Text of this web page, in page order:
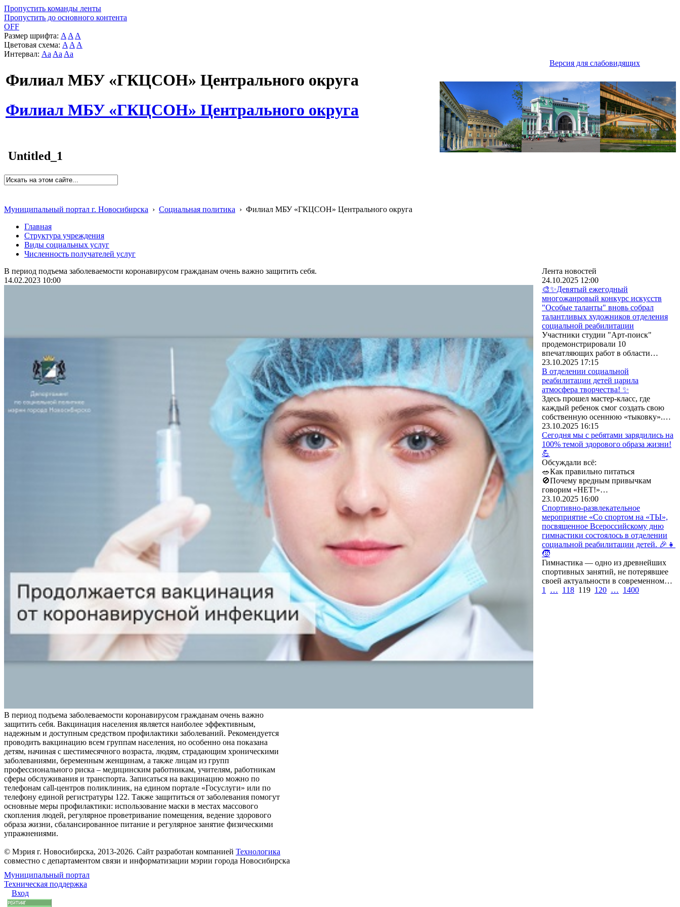
Пропустить команды ленты
Пропустить до основного контента
OFF
Размер шрифта: A A A
Цветовая схема: A A A
Интервал: Aa Aa Aa
Версия для слабовидящих
Филиал МБУ «ГКЦСОН» Центрального округа
Филиал МБУ «ГКЦСОН» Центрального округа
Untitled_1
Муниципальный портал г. Новосибирска › Социальная политика › Филиал МБУ «ГКЦСОН» Центрального округа
Главная
Структура учреждения
Виды социальных услуг
Численность получателей услуг
В период подъема заболеваемости коронавирусом гражданам очень важно защитить себя.
14.02.2023 10:00
В период подъема заболеваемости коронавирусом гражданам очень важно
защитить себя. Вакцинация населения является наиболее эффективным,
надежным и доступным средством профилактики заболеваний. Рекомендуется
проводить вакцинацию всем группам населения, но особенно она показана
детям, начиная с шестимесячного возраста, людям, страдающим хроническими
заболеваниями, беременным женщинам, а также лицам из групп
профессионального риска – медицинским работникам, учителям, работникам
сферы обслуживания и транспорта. Записаться на вакцинацию можно по
телефонам call-центров поликлиник, на едином портале «Госуслуги» или по
телефону единой регистратуры 122. Также защититься от заболевания помогут
основные меры профилактики: использование маски в местах массового
скопления людей, регулярное проветривание помещения, ведение здорового
образа жизни, сбалансированное питание и регулярное занятие физическими
упражнениями.
Лента новостей
24.10.2025 12:00
🎨✨Девятый ежегодный
многожанровый конкурс искусств
"Особые таланты" вновь собрал
талантливых художников отделения
социальной реабилитации
Участники студии "Арт-поиск"
продемонстрировали 10
впечатляющих работ в области…
23.10.2025 17:15
В отделении социальной
реабилитации детей царила
атмосфера творчества! ✨
Здесь прошел мастер-класс, где
каждый ребенок смог создать свою
собственную осеннюю «тыковку».…
23.10.2025 16:15
‎Сегодня мы с ребятами зарядились на
100% темой здорового образа жизни!
💪
Обсуждали всё:
‎🥗Как правильно питаться
‎🚫Почему вредным привычкам
говорим «НЕТ!»…
23.10.2025 16:00
Спортивно-развлекательное
мероприятие «Со спортом на «ТЫ»,
посвященное Всероссийскому дню
гимнастики состоялось в отделении
социальной реабилитации детей. 🎉👧
🧒
Гимнастика — одно из древнейших
спортивных занятий, не потерявшее
своей актуальности в современном…
1
… 118 119 120 … 1400
© Мэрия г. Новосибирска, 2013-2026. Сайт разработан компанией Технологика
совместно с департаментом связи и информатизации мэрии города Новосибирска
Муниципальный портал
Техническая поддержка
Вход